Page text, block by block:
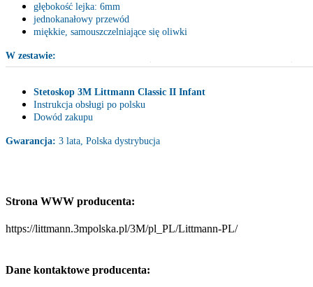
głębokość lejka: 6mm
jednokanałowy przewód
miękkie, samouszczelniające się oliwki
W zestawie:
Stetoskop 3M Littmann Classic II Infant
Instrukcja obsługi po polsku
Dowód zakupu
Gwarancja: 3 lata, Polska dystrybucja
Strona WWW producenta:
https://littmann.3mpolska.pl/3M/pl_PL/Littmann-PL/
Dane kontaktowe producenta: